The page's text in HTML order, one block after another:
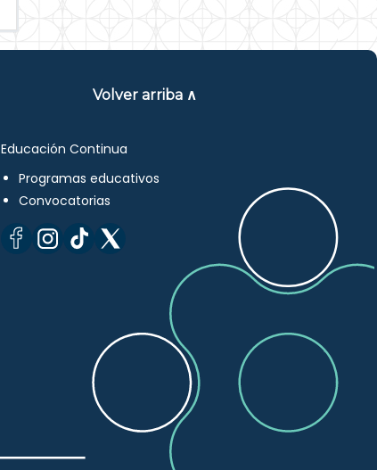
Volver arriba ∧
Educación Continua
Programas educativos
Convocatorias